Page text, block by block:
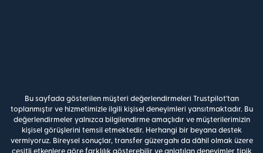
Bu sayfada gösterilen müşteri değerlendirmeleri Trustpilot'tan
toplanmıştır ve hizmetimizle ilgili kişisel deneyimleri yansıtmaktadır. Bu
değerlendirmeler yalnızca bilgilendirme amaçlıdır ve müşterilerimizin
kişisel görüşlerini temsil etmektedir. Herhangi bir beyana destek
vermiyoruz. Bireysel sonuçlar, transfer güzergahı da dâhil olmak üzere
çeşitli etkenlere göre farklılık gösterebilir ve anlatılan deneyimler tipik